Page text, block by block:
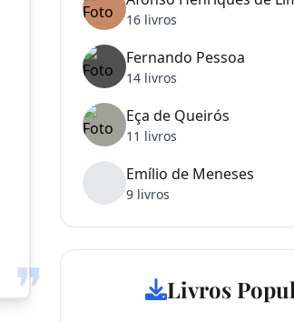
❞
16 livros
Fernando Pessoa
14 livros
Eça de Queirós
11 livros
Emílio de Meneses
9 livros
Livros